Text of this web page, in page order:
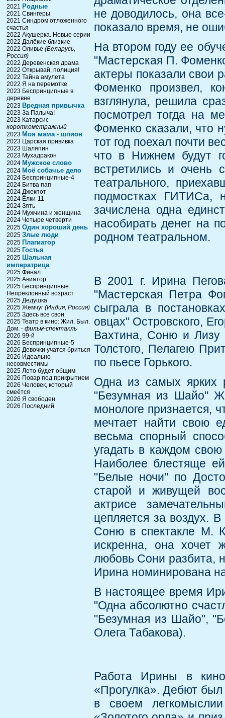
2021 Родные
2021 Свингеры
2021 Синдром отложенного
счастья
2022 Акушерка. Новые серии
2022 Далёкие близкие
2022 Оливье (Беларусь,
Россия)
2022 Деревенская драма
2022 Открывай, полиция!
2022 Тайна амулета
2022 Я на перемотке
2023 Беспринципные в
деревне
2023 Вредная привычка
2023 За Палыча!
2023 Катарсис -
короткометражный
2023 Моя мама - шпион
2023 Царская прививка
2023 Шаляпин
2023 Мухадракон
2024 Мужское слово
2024 Моё собачье дело
2024 Беспринципные-4
2024 Битва пап
2024 Джекпот
2024 Ёлки-11
2024 Зять
2024 Мужчина и женщина
2024 Четыре четверти
2025 Один хороший день
2025 Злые люди
2025 Плагиатор
2025 Гостья
2025 Шальная
императрица
2025 Финал
2025 Авиатор
2025 Беспринципные.
Непреклонный возраст
2025 Дедушка
2025 Жемчуг(Индия, Россия)
2025 Здесь все свои
2025 Театр в кино: Жил. Был.
Дом. - фильм-спектакль
2026 99-й
2026 Беспринципные-5
2026 Девочки учатся бриться
2026 Идеально
несовместимы
2025 Лето будет общим
2026 Повар под прикрытием
2026 Человек, который
смеётся
2026 Я свободен
2026 Последний
не доводилось, она
показало время, не
На втором году ее
"Мастерская П.
актеры показали свои
Фоменко произвел,
взглянула, решила
посмотрел тогда на
Фоменко сказали, что
тот год поехал почти
что в Нижнем будут
встретились и очень
театрального,
подмостках ГИТИСа,
зачислена одна
насобирать денег на
родном театральном.
В 2001 г. Ирина
"Мастерская Петра
сыграла в
овцах" Островского,
Вахтина, Соню и Лизу
Толстого, Пелагею
по пьесе Горького.
Одна из самых ярких
"Безумная из Шайо"
монологе признается,
мечтает найти свою
весьма спорный
угадать в каждом
Наиболее блестяще
"Белые ночи" по
старой и живущей
актрисе
цепляется за воздух.
Соню в спектакле М.
искренна, она хочет
любовь Сони разбита,
Ирина номинирована
В настоящее время
"Одна абсолютно
"Безумная из Шайо",
Олега Табакова).
Работа Ирины в
«Прогулка». Дебют
в своем